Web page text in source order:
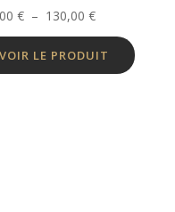
€ – 130,00€Plage
de
prix :
VOIR LE PRODUIT